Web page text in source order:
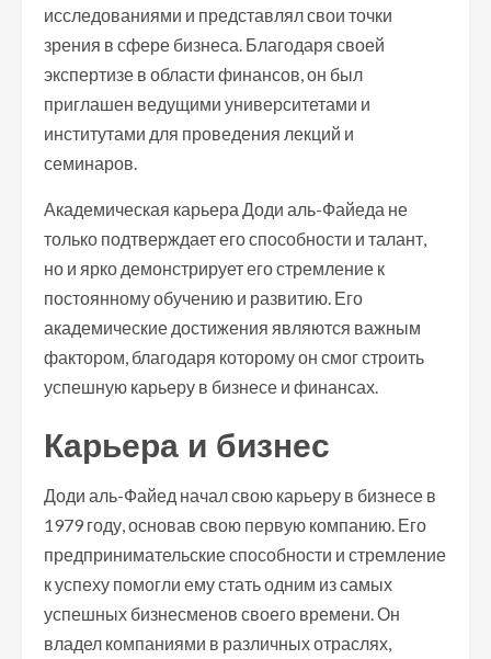
исследованиями и представлял свои точки
зрения в сфере бизнеса. Благодаря своей
экспертизе в области финансов, он был
приглашен ведущими университетами и
институтами для проведения лекций и
семинаров.
Академическая карьера Доди аль-Файеда не
только подтверждает его способности и талант,
но и ярко демонстрирует его стремление к
постоянному обучению и развитию. Его
академические достижения являются важным
фактором, благодаря которому он смог строить
успешную карьеру в бизнесе и финансах.
Карьера и бизнес
Доди аль-Файед начал свою карьеру в бизнесе в
1979 году, основав свою первую компанию. Его
предпринимательские способности и стремление
к успеху помогли ему стать одним из самых
успешных бизнесменов своего времени. Он
владел компаниями в различных отраслях,